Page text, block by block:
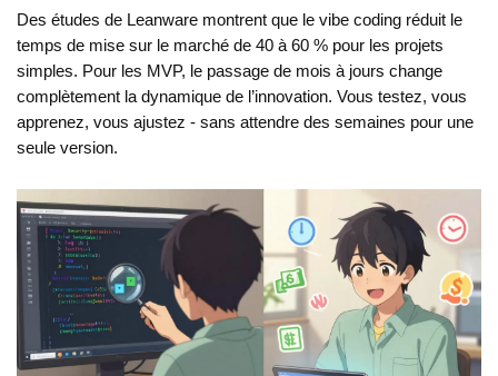
Des études de Leanware montrent que le vibe coding réduit le
temps de mise sur le marché de 40 à 60 % pour les projets
simples. Pour les MVP, le passage de mois à jours change
complètement la dynamique de l’innovation. Vous testez, vous
apprenez, vous ajustez - sans attendre des semaines pour une
seule version.